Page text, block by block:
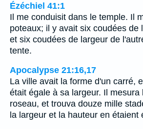
Ézéchiel 41:1
Il me conduisit dans le temple. Il
poteaux; il y avait six coudées de
et six coudées de largeur de
tente.
Apocalypse 21:16,17
La ville avait la forme d'un carré,
était égale à sa largeur. Il mesura
roseau, et trouva douze mille
la largeur et la hauteur en